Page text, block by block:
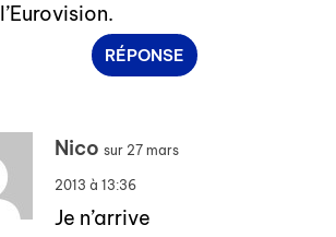
l’Eurovision.
RÉPONSE
Nico sur 27 mars
2013 à 13:36
Je n’arrive